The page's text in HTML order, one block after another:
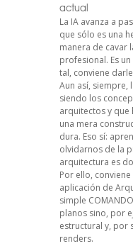
actual
La IA avanza a
que sólo es una
manera de cavar
profesional. Es
tal, conviene
Aun así, siempre,
siendo los
arquitectos y que
una mera
dura. Eso sí:
olvidarnos de la
arquitectura es
Por ello,
aplicación de
simple
planos sino, por
estructural y, por
renders.